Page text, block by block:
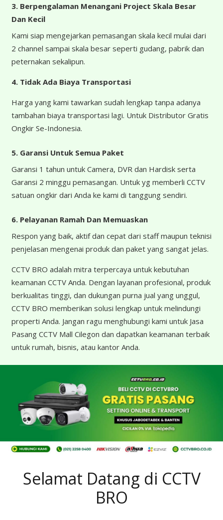
3. Berpengalaman Menangani Project Skala Besar
Dan Kecil
Kami siap mengejarkan pemasangan skala kecil mulai dari
2 channel sampai skala besar seperti gudang, pabrik dan
peternakan sekalipun.
4. Tidak Ada Biaya Transportasi
Harga yang kami tawarkan sudah lengkap tanpa adanya
tambahan biaya transportasi lagi. Untuk Distributor Gratis
Ongkir Se-Indonesia.
5. Garansi Untuk Semua Paket
Garansi 1 tahun untuk Camera, DVR dan Hardisk serta
Garansi 2 minggu pemasangan. Untuk yg memberli CCTV
satuan ongkir dari Anda ke kami di tanggung sendiri.
6. Pelayanan Ramah Dan Memuaskan
Respon yang baik, aktif dan cepat dari staff maupun teknisi
penjelasan mengenai produk dan paket yang sangat jelas.
CCTV BRO adalah mitra terpercaya untuk kebutuhan
keamanan CCTV Anda. Dengan layanan profesional, produk
berkualitas tinggi, dan dukungan purna jual yang unggul,
CCTV BRO memberikan solusi lengkap untuk melindungi
properti Anda. Jangan ragu menghubungi kami untuk Jasa
Pasang CCTV Mall Cilegon dan dapatkan keamanan terbaik
untuk rumah, bisnis, atau kantor Anda.
Selamat Datang di CCTV
BRO